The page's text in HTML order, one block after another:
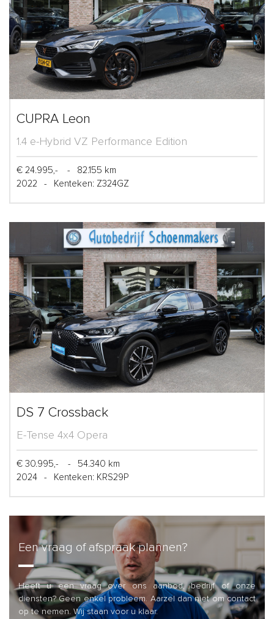
CUPRA Leon
1.4 e-Hybrid VZ Performance Edition
€ 24.995,- -
82.155 km
2022
- Kenteken: Z324GZ
DS 7 Crossback
E-Tense 4x4 Opera
€ 30.995,- -
54.340 km
2024
- Kenteken: KRS29P
Een vraag of afspraak plannen?
Heeft u een vraag over ons aanbod, bedrijf of onze
diensten? Geen enkel probleem. Aarzel dan niet om contact
op te nemen. Wij staan voor u klaar.